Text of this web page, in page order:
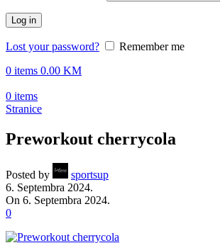
Log in
Lost your password?
Remember me
0 items 0.00 KM
0 items
Stranice
Preworkout cherrycola
Posted by
sportsup
6. Septembra 2024.
On 6. Septembra 2024.
0